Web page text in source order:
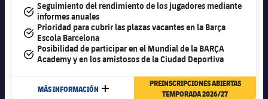
#tick
Seguimiento del rendimiento de los jugadores mediante
informes anuales
#tick
Prioridad para cubrir las plazas vacantes en la Barça
Escola Barcelona
#tick
Posibilidad de participar en el Mundial de la BARÇA
Academy y en los amistosos de la Ciudad Deportiva
MÁS INFORMACIÓN MÁS
PREINSCRIPCIONES ABIERTAS
TEMPORADA 2026/27